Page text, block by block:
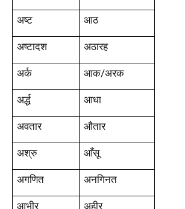
अष्ट आठ
अष्टादश अठारह
अर्क आक/अरक
अर्द्ध आधा
अवतार औतार
अश्रु आँसू
अगणित अनगिनत
आभीर अहीर